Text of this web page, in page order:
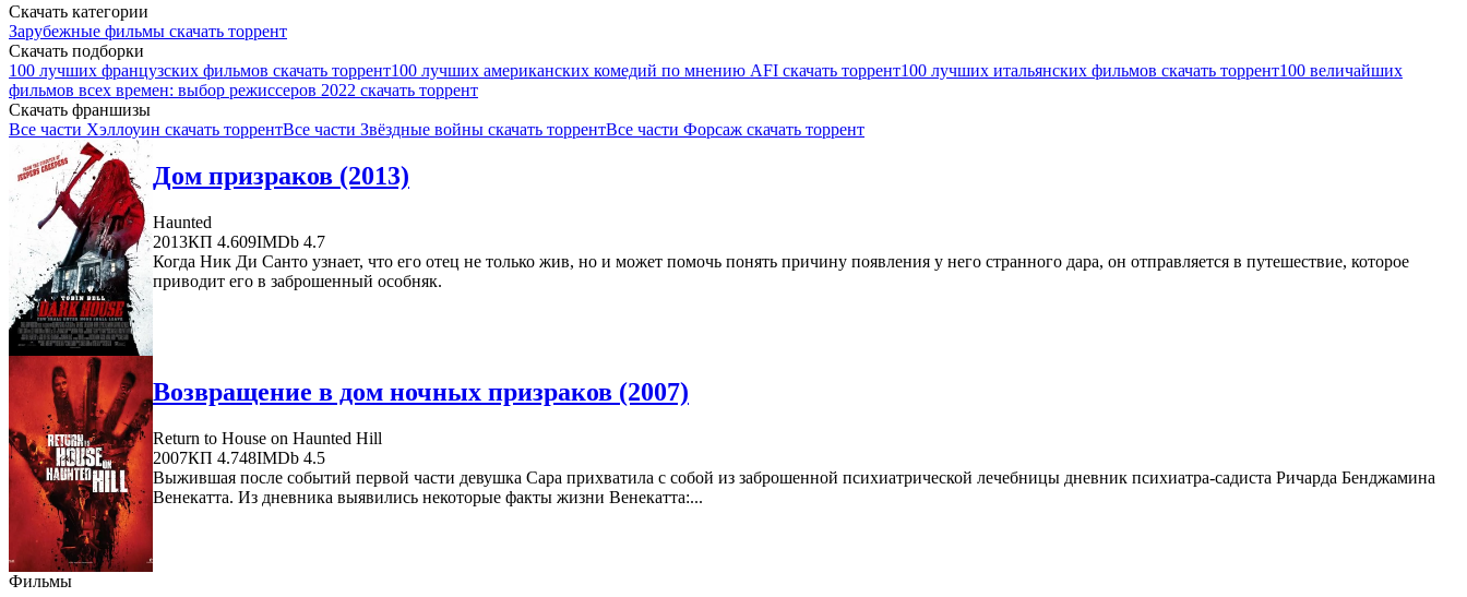
Скачать категории
Зарубежные фильмы скачать торрент
Скачать подборки
100 лучших французских фильмов скачать торрент100 лучших американских комедий по мнению AFI скачать торрент100 лучших итальянских фильмов скачать торрент100 величайших
фильмов всех времен: выбор режиссеров 2022 скачать торрент
Скачать франшизы
Все части Хэллоуин скачать торрентВсе части Звёздные войны скачать торрентВсе части Форсаж скачать торрент
Дом призраков (2013)
Haunted
2013КП 4.609IMDb 4.7
Когда Ник Ди Санто узнает, что его отец не только жив, но и может помочь понять причину появления у него странного дара, он отправляется в путешествие, которое
приводит его в заброшенный особняк.
Возвращение в дом ночных призраков (2007)
Return to House on Haunted Hill
2007КП 4.748IMDb 4.5
Выжившая после событий первой части девушка Сара прихватила с собой из заброшенной психиатрической лечебницы дневник психиатра-садиста Ричарда Бенджамина
Венекатта. Из дневника выявились некоторые факты жизни Венекатта:...
Фильмы